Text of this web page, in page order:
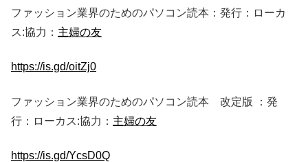
ファッション業界のためのパソコン読本：発行：ローカ
ス:協力： 主婦の友
https://is.gd/oitZj0
ファッション業界のためのパソコン読本 改定版 ：発
行：ローカス:協力： 主婦の友
https://is.gd/YcsD0Q